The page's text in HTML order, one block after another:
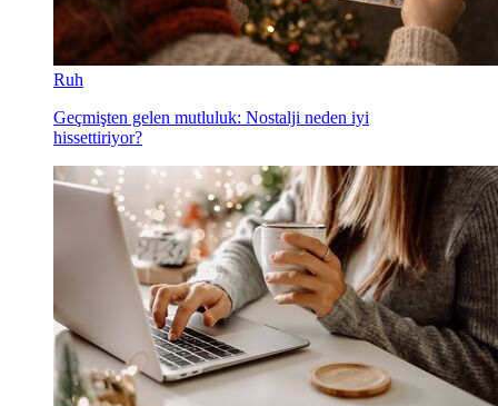
Ruh
Geçmişten gelen mutluluk: Nostalji neden iyi
hissettiriyor?